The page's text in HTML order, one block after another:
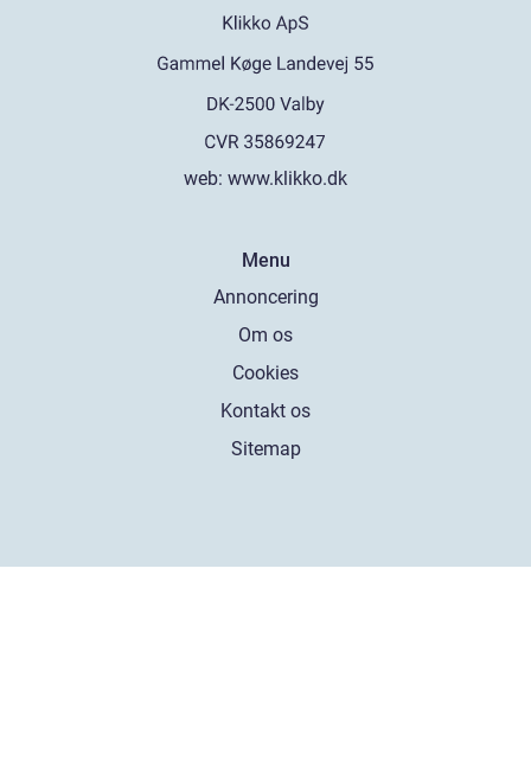
web: www.klikko.dk
Menu
Annoncering
Om os
Cookies
Kontakt os
Sitemap